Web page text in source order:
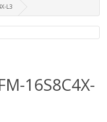
L3
16S8C4X-